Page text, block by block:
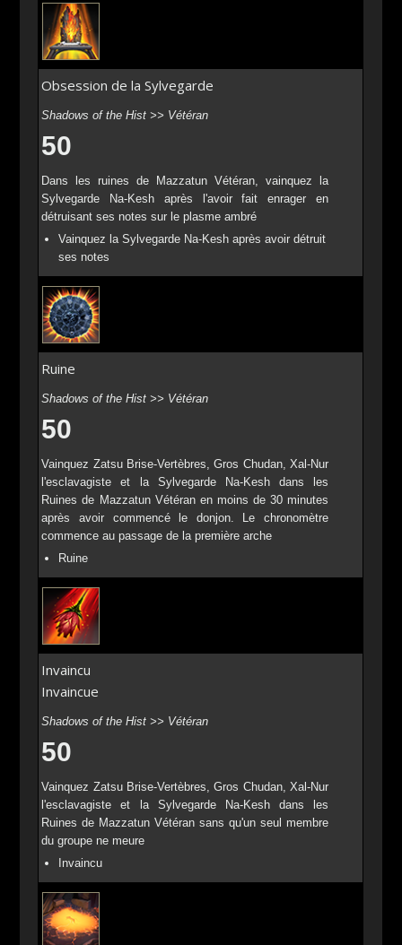
Obsession de la Sylvegarde
Shadows of the Hist >> Vétéran
50
Dans les ruines de Mazzatun Vétéran, vainquez la
Sylvegarde Na-Kesh après l'avoir fait enrager en
détruisant ses notes sur le plasme ambré
Vainquez la Sylvegarde Na-Kesh après avoir détruit
ses notes
Ruine
Shadows of the Hist >> Vétéran
50
Vainquez Zatsu Brise-Vertèbres, Gros Chudan, Xal-Nur
l'esclavagiste et la Sylvegarde Na-Kesh dans les
Ruines de Mazzatun Vétéran en moins de 30 minutes
après avoir commencé le donjon. Le chronomètre
commence au passage de la première arche
Ruine
Invaincu
Invaincue
Shadows of the Hist >> Vétéran
50
Vainquez Zatsu Brise-Vertèbres, Gros Chudan, Xal-Nur
l'esclavagiste et la Sylvegarde Na-Kesh dans les
Ruines de Mazzatun Vétéran sans qu'un seul membre
du groupe ne meure
Invaincu